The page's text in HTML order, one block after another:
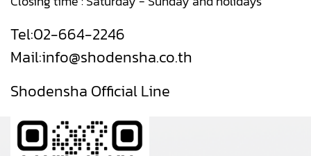
Tel:02-664-2246
Mail:info@shodensha.co.th
Shodensha Official Line